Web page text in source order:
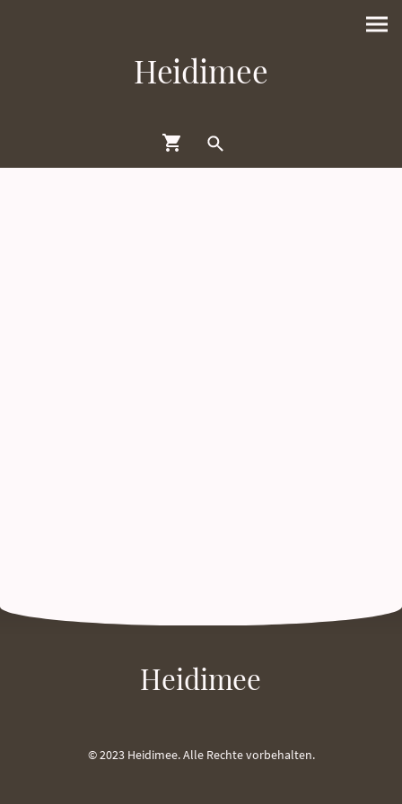
Heidimee
Heidimee
© 2023 Heidimee. Alle Rechte vorbehalten.